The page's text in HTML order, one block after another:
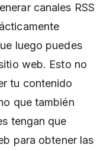
canales RSS
luego puedes
web. Esto no
tu contenido
que también
tengan que
para obtener las